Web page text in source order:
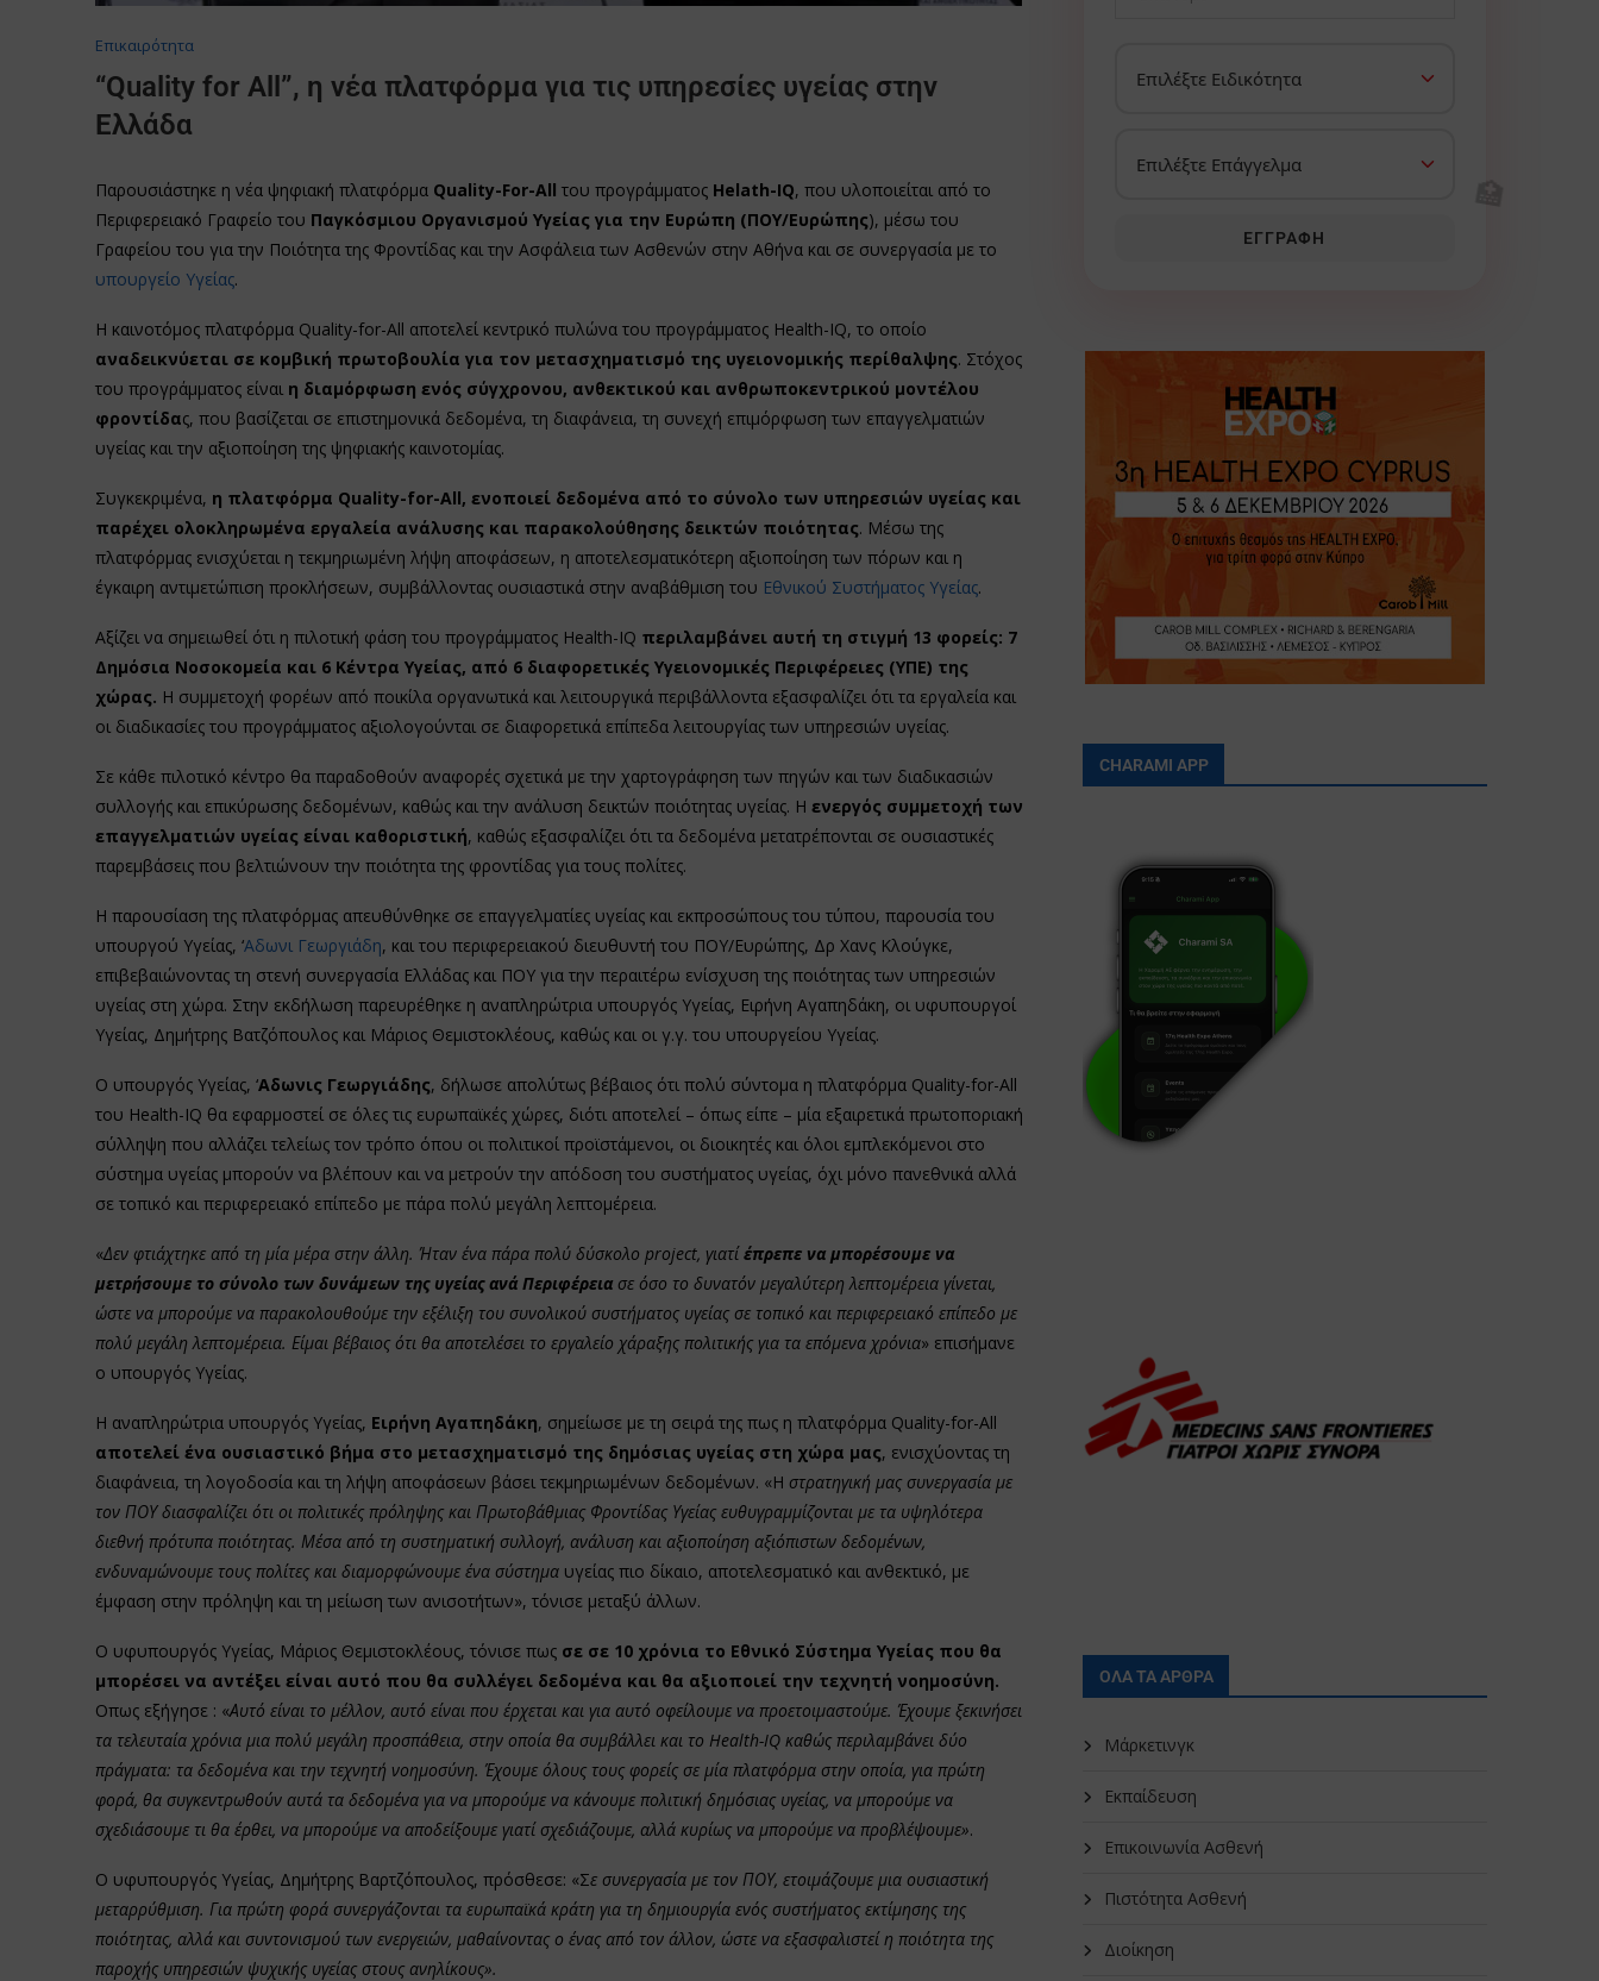
Επικαιρότητα
“Quality for All”, η νέα πλατφόρμα για τις υπηρεσίες υγείας στην
Ελλάδα
Παρουσιάστηκε η νέα ψηφιακή πλατφόρμα Quality-For-All του προγράμματος Helath-IQ, που υλοποιείται από το
Περιφερειακό Γραφείο του Παγκόσμιου Οργανισμού Υγείας για την Ευρώπη (ΠΟΥ/Ευρώπης), μέσω του
Γραφείου του για την Ποιότητα της Φροντίδας και την Ασφάλεια των Ασθενών στην Αθήνα και σε συνεργασία με το
υπουργείο Υγείας.
Η καινοτόμος πλατφόρμα Quality-for-All αποτελεί κεντρικό πυλώνα του προγράμματος Health-IQ, το οποίο
αναδεικνύεται σε κομβική πρωτοβουλία για τον μετασχηματισμό της υγειονομικής περίθαλψης. Στόχος
του προγράμματος είναι η διαμόρφωση ενός σύγχρονου, ανθεκτικού και ανθρωποκεντρικού μοντέλου
φροντίδας, που βασίζεται σε επιστημονικά δεδομένα, τη διαφάνεια, τη συνεχή επιμόρφωση των επαγγελματιών
υγείας και την αξιοποίηση της ψηφιακής καινοτομίας.
Συγκεκριμένα, η πλατφόρμα Quality-for-All, ενοποιεί δεδομένα από το σύνολο των υπηρεσιών υγείας και
παρέχει ολοκληρωμένα εργαλεία ανάλυσης και παρακολούθησης δεικτών ποιότητας. Μέσω της
πλατφόρμας ενισχύεται η τεκμηριωμένη λήψη αποφάσεων, η αποτελεσματικότερη αξιοποίηση των πόρων και η
έγκαιρη αντιμετώπιση προκλήσεων, συμβάλλοντας ουσιαστικά στην αναβάθμιση του Εθνικού Συστήματος Υγείας.
Αξίζει να σημειωθεί ότι η πιλοτική φάση του προγράμματος Health-IQ περιλαμβάνει αυτή τη στιγμή 13 φορείς: 7
Δημόσια Νοσοκομεία και 6 Κέντρα Υγείας, από 6 διαφορετικές Υγειονομικές Περιφέρειες (ΥΠΕ) της
χώρας. Η συμμετοχή φορέων από ποικίλα οργανωτικά και λειτουργικά περιβάλλοντα εξασφαλίζει ότι τα εργαλεία και
οι διαδικασίες του προγράμματος αξιολογούνται σε διαφορετικά επίπεδα λειτουργίας των υπηρεσιών υγείας.
Σε κάθε πιλοτικό κέντρο θα παραδοθούν αναφορές σχετικά με την χαρτογράφηση των πηγών και των διαδικασιών
συλλογής και επικύρωσης δεδομένων, καθώς και την ανάλυση δεικτών ποιότητας υγείας. Η ενεργός συμμετοχή των
επαγγελματιών υγείας είναι καθοριστική, καθώς εξασφαλίζει ότι τα δεδομένα μετατρέπονται σε ουσιαστικές
παρεμβάσεις που βελτιώνουν την ποιότητα της φροντίδας για τους πολίτες.
Η παρουσίαση της πλατφόρμας απευθύνθηκε σε επαγγελματίες υγείας και εκπροσώπους του τύπου, παρουσία του
υπουργού Υγείας, ‘Αδωνι Γεωργιάδη, και του περιφερειακού διευθυντή του ΠΟΥ/Ευρώπης, Δρ Χανς Κλούγκε,
επιβεβαιώνοντας τη στενή συνεργασία Ελλάδας και ΠΟΥ για την περαιτέρω ενίσχυση της ποιότητας των υπηρεσιών
υγείας στη χώρα. Στην εκδήλωση παρευρέθηκε η αναπληρώτρια υπουργός Υγείας, Ειρήνη Αγαπηδάκη, οι υφυπουργοί
Υγείας, Δημήτρης Βατζόπουλος και Μάριος Θεμιστοκλέους, καθώς και οι γ.γ. του υπουργείου Υγείας.
Ο υπουργός Υγείας, ‘Αδωνις Γεωργιάδης, δήλωσε απολύτως βέβαιος ότι πολύ σύντομα η πλατφόρμα Quality-for-All
του Health-IQ θα εφαρμοστεί σε όλες τις ευρωπαϊκές χώρες, διότι αποτελεί – όπως είπε – μία εξαιρετικά πρωτοποριακή
σύλληψη που αλλάζει τελείως τον τρόπο όπου οι πολιτικοί προϊστάμενοι, οι διοικητές και όλοι εμπλεκόμενοι στο
σύστημα υγείας μπορούν να βλέπουν και να μετρούν την απόδοση του συστήματος υγείας, όχι μόνο πανεθνικά αλλά
σε τοπικό και περιφερειακό επίπεδο με πάρα πολύ μεγάλη λεπτομέρεια.
«Δεν φτιάχτηκε από τη μία μέρα στην άλλη. Ήταν ένα πάρα πολύ δύσκολο project, γιατίέπρεπε να μπορέσουμε να
μετρήσουμε το σύνολο των δυνάμεων της υγείας ανά Περιφέρειασε όσο το δυνατόν μεγαλύτερη λεπτομέρεια γίνεται,
ώστε να μπορούμε να παρακολουθούμε την εξέλιξη του συνολικού συστήματος υγείας σε τοπικό και περιφερειακό επίπεδο με
πολύ μεγάλη λεπτομέρεια. Είμαι βέβαιος ότι θα αποτελέσει το εργαλείο χάραξης πολιτικής για τα επόμενα χρόνια» επισήμανε
ο υπουργός Υγείας.
Η αναπληρώτρια υπουργός Υγείας, Ειρήνη Αγαπηδάκη, σημείωσε με τη σειρά της πως η πλατφόρμα Quality-for-All
αποτελεί ένα ουσιαστικό βήμα στο μετασχηματισμό της δημόσιας υγείας στη χώρα μας, ενισχύοντας τη
διαφάνεια, τη λογοδοσία και τη λήψη αποφάσεων βάσει τεκμηριωμένων δεδομένων. «Η στρατηγική μας συνεργασία με
τον ΠΟΥ διασφαλίζει ότι οι πολιτικές πρόληψης και Πρωτοβάθμιας Φροντίδας Υγείας ευθυγραμμίζονται με τα υψηλότερα
διεθνή πρότυπα ποιότητας. Μέσα από τη συστηματική συλλογή, ανάλυση και αξιοποίηση αξιόπιστων δεδομένων,
ενδυναμώνουμε τους πολίτες και διαμορφώνουμε ένα σύστημαυγείας πιο δίκαιο, αποτελεσματικό και ανθεκτικό, με
έμφαση στην πρόληψη και τη μείωση των ανισοτήτων», τόνισε μεταξύ άλλων.
Ο υφυπουργός Υγείας, Μάριος Θεμιστοκλέους, τόνισε πως σε σε 10 χρόνια το Εθνικό Σύστημα Υγείας που θα
μπορέσει να αντέξει είναι αυτό που θα συλλέγει δεδομένα και θα αξιοποιεί την τεχνητή νοημοσύνη.
Οπως εξήγησε : «Αυτό είναι το μέλλον, αυτό είναι που έρχεται και για αυτό οφείλουμε να προετοιμαστούμε. Έχουμε ξεκινήσει
τα τελευταία χρόνια μια πολύ μεγάλη προσπάθεια, στην οποία θα συμβάλλει και το Health-IQ καθώς περιλαμβάνει δύο
πράγματα: τα δεδομένα και την τεχνητή νοημοσύνη. Έχουμε όλους τους φορείς σε μία πλατφόρμα στην οποία, για πρώτη
φορά, θα συγκεντρωθούν αυτά τα δεδομένα για να μπορούμε να κάνουμε πολιτική δημόσιας υγείας, να μπορούμε να
σχεδιάσουμε τι θα έρθει, να μπορούμε να αποδείξουμε γιατί σχεδιάζουμε, αλλά κυρίως να μπορούμε να προβλέψουμε».
Ο υφυπουργός Υγείας, Δημήτρης Βαρτζόπουλος, πρόσθεσε: «Σε συνεργασία με τον ΠΟΥ, ετοιμάζουμε μια ουσιαστική
μεταρρύθμιση. Για πρώτη φορά συνεργάζονται τα ευρωπαϊκά κράτη για τη δημιουργία ενός συστήματος εκτίμησης της
ποιότητας, αλλά και συντονισμού των ενεργειών, μαθαίνοντας ο ένας από τον άλλον, ώστε να εξασφαλιστεί η ποιότητα της
παροχής υπηρεσιών ψυχικής υγείας στους ανηλίκους».
ΕΓΓΡΑΦΉ
CHARAMI APP
ΟΛΑ ΤΑ ΑΡΘΡΑ
Μάρκετινγκ
Εκπαίδευση
Επικοινωνία Ασθενή
Πιστότητα Ασθενή
Διοίκηση